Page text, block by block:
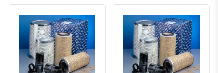
Быстрый просмотрДобавить к сравнению
Добавить в избранное Быстрый просмотрДобавить к сравнению
Добавить в избранное